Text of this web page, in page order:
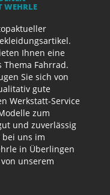
Ihnen eine
Thema Fahrrad.
Sie sich von
gute
Werkstatt-Service
zum
und zuverlässig
bei uns im
in Überlingen
unserem